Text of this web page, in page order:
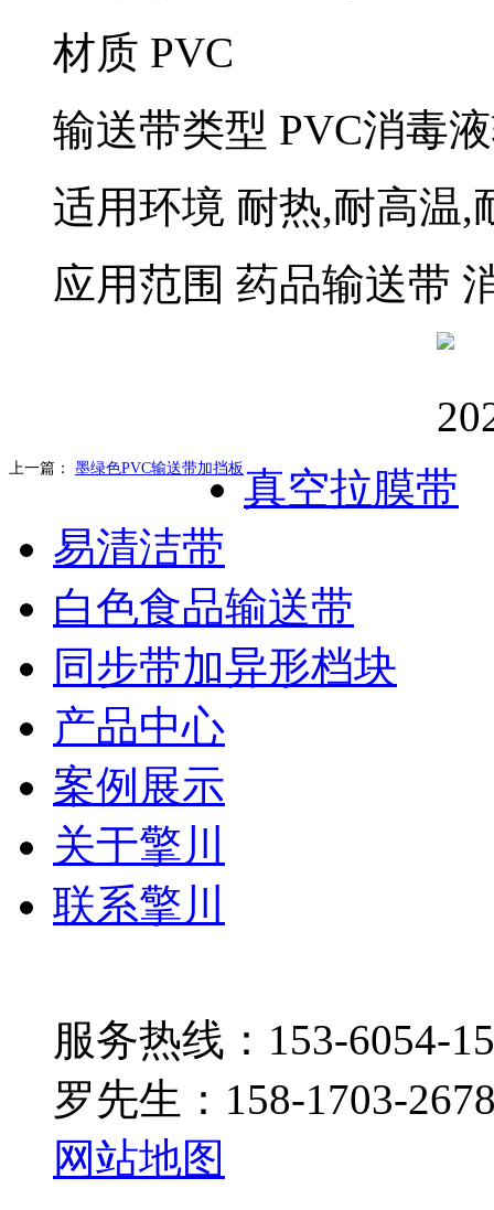
材质 PVC
输送带类型 PVC消毒
适用环境 耐热,耐高温,
应用范围 药品输送带
上一篇： 墨绿色PVC输送带加挡板真空拉膜带
易清洁带
白色食品输送带
同步带加异形档块
产品中心
案例展示
关于擎川
联系擎川
服务热线：153-6054-
罗先生：158-1703-
网站地图